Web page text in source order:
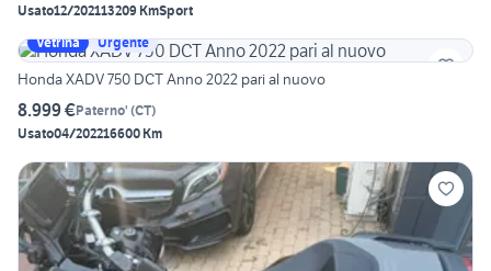
Usato12/202113209 KmSport
Vetrina
Urgente
Honda XADV 750 DCT Anno 2022 pari al nuovo
8.999 €Paterno' (CT)
Usato04/202216600 Km